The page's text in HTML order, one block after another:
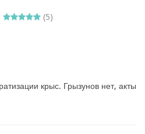
(5)
крыс. Грызунов нет, акты